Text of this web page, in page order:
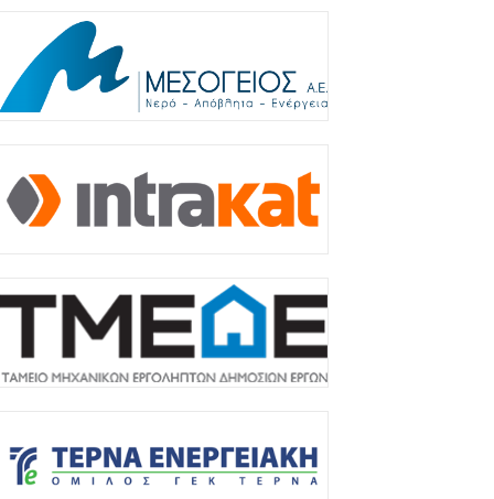
στρατηγικής...
Αυγούστου 2026
Αυγούστου 2026
ρωσικών περιουσιακών
για...
Αυγούστου 2026
Αυγούστου 2026